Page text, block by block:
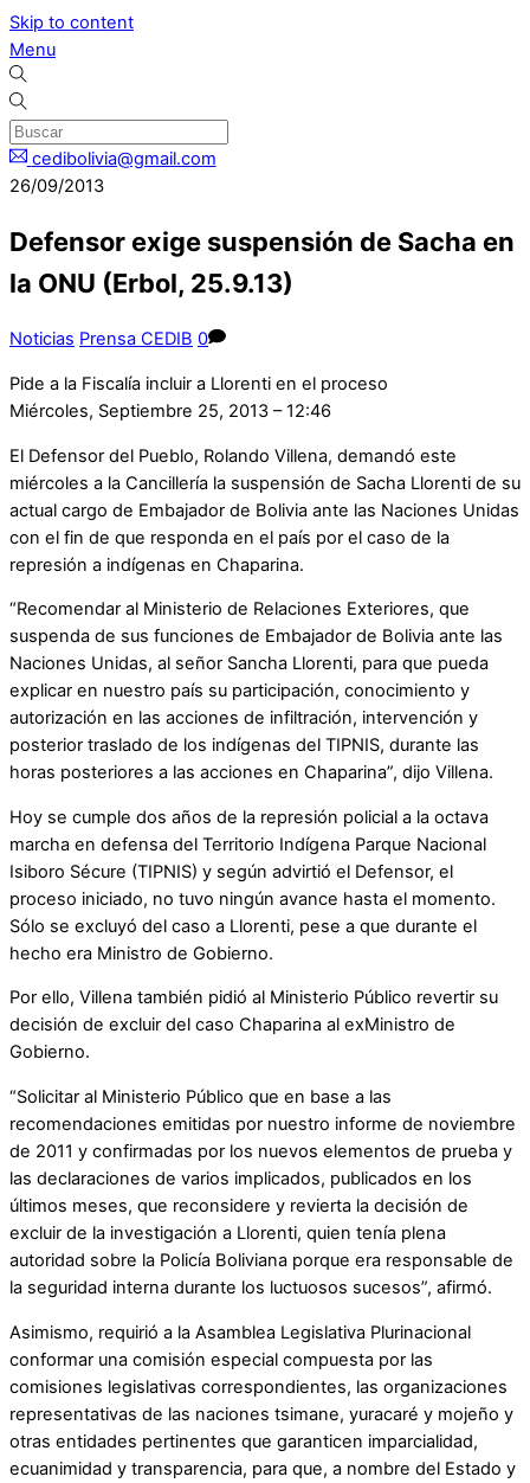
Skip to content
Menu
cedibolivia@gmail.com
26/09/2013
Defensor exige suspensión de Sacha en
la ONU (Erbol, 25.9.13)
Noticias Prensa CEDIB 0
Pide a la Fiscalía incluir a Llorenti en el proceso
Miércoles, Septiembre 25, 2013 – 12:46
El Defensor del Pueblo, Rolando Villena, demandó este
miércoles a la Cancillería la suspensión de Sacha Llorenti de su
actual cargo de Embajador de Bolivia ante las Naciones Unidas
con el fin de que responda en el país por el caso de la
represión a indígenas en Chaparina.
“Recomendar al Ministerio de Relaciones Exteriores, que
suspenda de sus funciones de Embajador de Bolivia ante las
Naciones Unidas, al señor Sancha Llorenti, para que pueda
explicar en nuestro país su participación, conocimiento y
autorización en las acciones de infiltración, intervención y
posterior traslado de los indígenas del TIPNIS, durante las
horas posteriores a las acciones en Chaparina”, dijo Villena.
Hoy se cumple dos años de la represión policial a la octava
marcha en defensa del Territorio Indígena Parque Nacional
Isiboro Sécure (TIPNIS) y según advirtió el Defensor, el
proceso iniciado, no tuvo ningún avance hasta el momento.
Sólo se excluyó del caso a Llorenti, pese a que durante el
hecho era Ministro de Gobierno.
Por ello, Villena también pidió al Ministerio Público revertir su
decisión de excluir del caso Chaparina al exMinistro de
Gobierno.
“Solicitar al Ministerio Público que en base a las
recomendaciones emitidas por nuestro informe de noviembre
de 2011 y confirmadas por los nuevos elementos de prueba y
las declaraciones de varios implicados, publicados en los
últimos meses, que reconsidere y revierta la decisión de
excluir de la investigación a Llorenti, quien tenía plena
autoridad sobre la Policía Boliviana porque era responsable de
la seguridad interna durante los luctuosos sucesos”, afirmó.
Asimismo, requirió a la Asamblea Legislativa Plurinacional
conformar una comisión especial compuesta por las
comisiones legislativas correspondientes, las organizaciones
representativas de las naciones tsimane, yuracaré y mojeño y
otras entidades pertinentes que garanticen imparcialidad,
ecuanimidad y transparencia, para que, a nombre del Estado y